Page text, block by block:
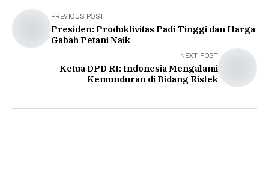
PREVIOUS POST
Presiden: Produktivitas Padi Tinggi dan Harga
Gabah Petani Naik
NEXT POST
Ketua DPD RI: Indonesia Mengalami
Kemunduran di Bidang Ristek